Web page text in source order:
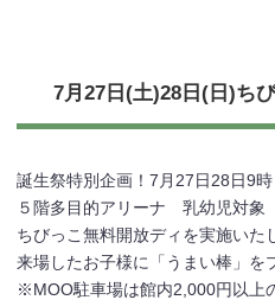
7月27日(土)28日(日)ち
誕生祭特別企画！7月27日28日9
５階多目的アリーナ 乳幼児対象
ちびっこ無料開放ディを実施いた
来場したお子様に「うまい棒」を
※MOO駐車場は館内2,000円以上